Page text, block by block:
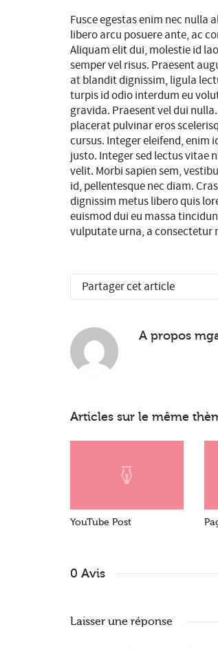
Fusce egestas enim nec nulla
libero arcu posuere ante, ac
Aliquam elit dui, molestie id
semper vel risus. Praesent
at blandit dignissim, ligula
turpis id odio interdum eu
gravida. Praesent vel dui
placerat pulvinar eros
cursus. Integer eleifend, enim
justo. Integer sed lectus vitae
velit. Morbi sapien sem,
id, pellentesque nec diam.
dignissim metus libero quis
euismod dui eu massa
vulputate urna, a consectetur
Partager cet article
A propos
Articles sur le même
YouTube Post
0 Avis
Laisser une réponse